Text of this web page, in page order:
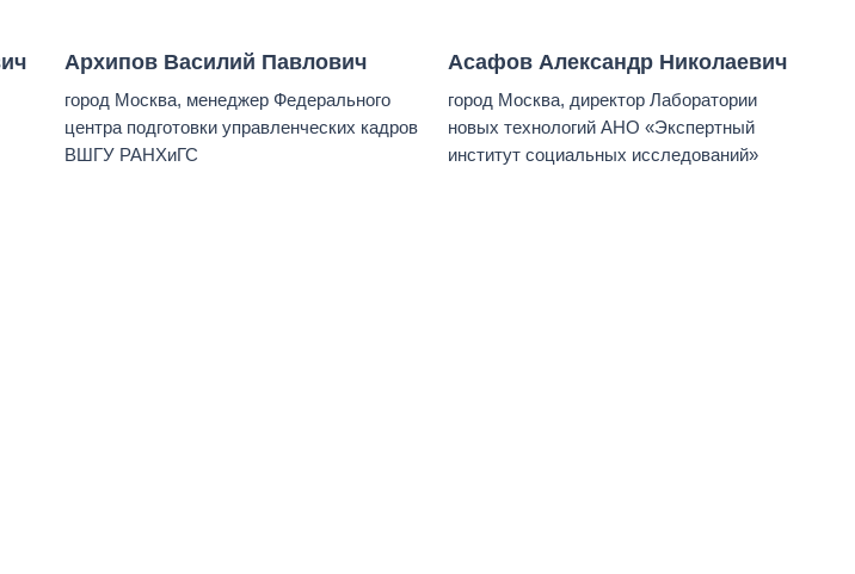
Архипов Василий Павлович
город Москва, менеджер Федерального
центра подготовки управленческих кадров
ВШГУ РАНХиГС
Асафов Александр Николаевич
город Москва, директор Лаборатории
новых технологий АНО «Экспертный
институт социальных исследований»